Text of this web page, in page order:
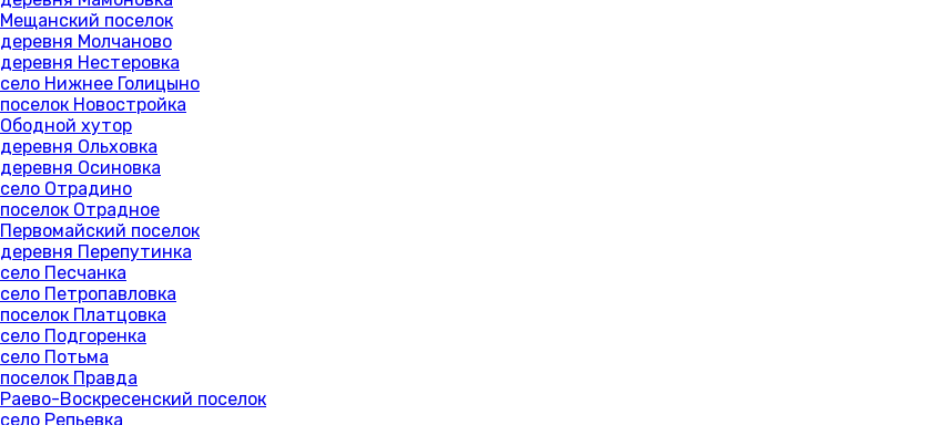
Мещанский поселок
деревня Молчаново
деревня Нестеровка
село Нижнее Голицыно
поселок Новостройка
Ободной хутор
деревня Ольховка
деревня Осиновка
село Отрадино
поселок Отрадное
Первомайский поселок
деревня Перепутинка
село Песчанка
село Петропавловка
поселок Платцовка
село Подгоренка
село Потьма
поселок Правда
Раево-Воскресенский поселок
село Репьевка